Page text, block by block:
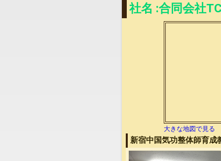
社名 :合同会社
大きな地図で見る
新宿中国気功整体師育成